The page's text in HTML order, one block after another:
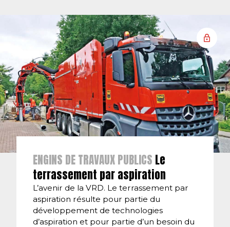
ENGINS DE TRAVAUX PUBLICS Le
terrassement par aspiration
L’avenir de la VRD. Le terrassement par
aspiration résulte pour partie du
développement de technologies
d’aspiration et pour partie d’un besoin du